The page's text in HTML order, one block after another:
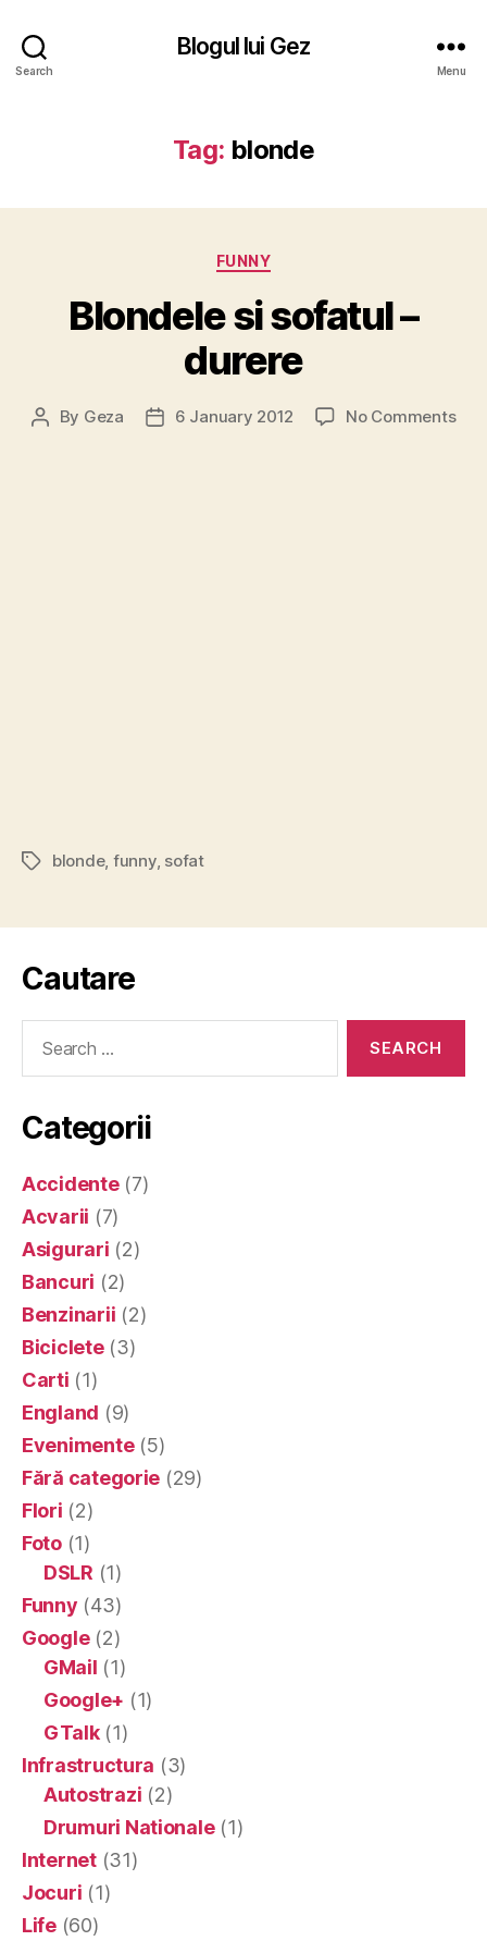
Search
Blogul lui Gez
Menu
Tag: blonde
Categories
FUNNY
Blondele si sofatul –
durere
Post
By Geza
Post6 January 2012 No Commentson
Tagsblonde, funny, sofat
Cautare
Categorii
Accidente(7)
Acvarii (7)
Asigurari (2)
Bancuri (2)
Benzinarii (2)
Biciclete(3)
Carti (1)
England (9)
Evenimente(5)
Fără categorie (29)
Flori (2)
Foto(1)
DSLR (1)
Funny (43)
Google(2)
GMail (1)
Google+ (1)
GTalk(1)
Infrastructura (3)
Autostrazi (2)
Drumuri Nationale(1)
Internet(31)
Jocuri (1)
Life(60)